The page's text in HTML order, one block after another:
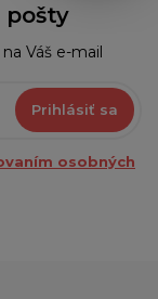
pošty
Váš e-mail
Prihlásiť sa
osobných